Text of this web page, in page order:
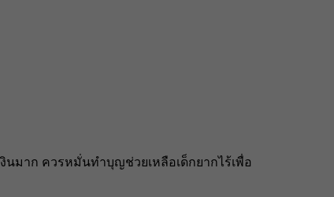
มาก ควรหมั่นทำบุญช่วยเหลือเด็กยากไร้เพื่อ